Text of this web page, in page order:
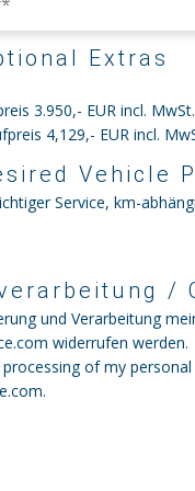
Extras
3.950,- EUR incl.
4,129,- EUR incl.
Vehicle
Service, km-
/
und Verarbeitung
widerrufen werden.
of my